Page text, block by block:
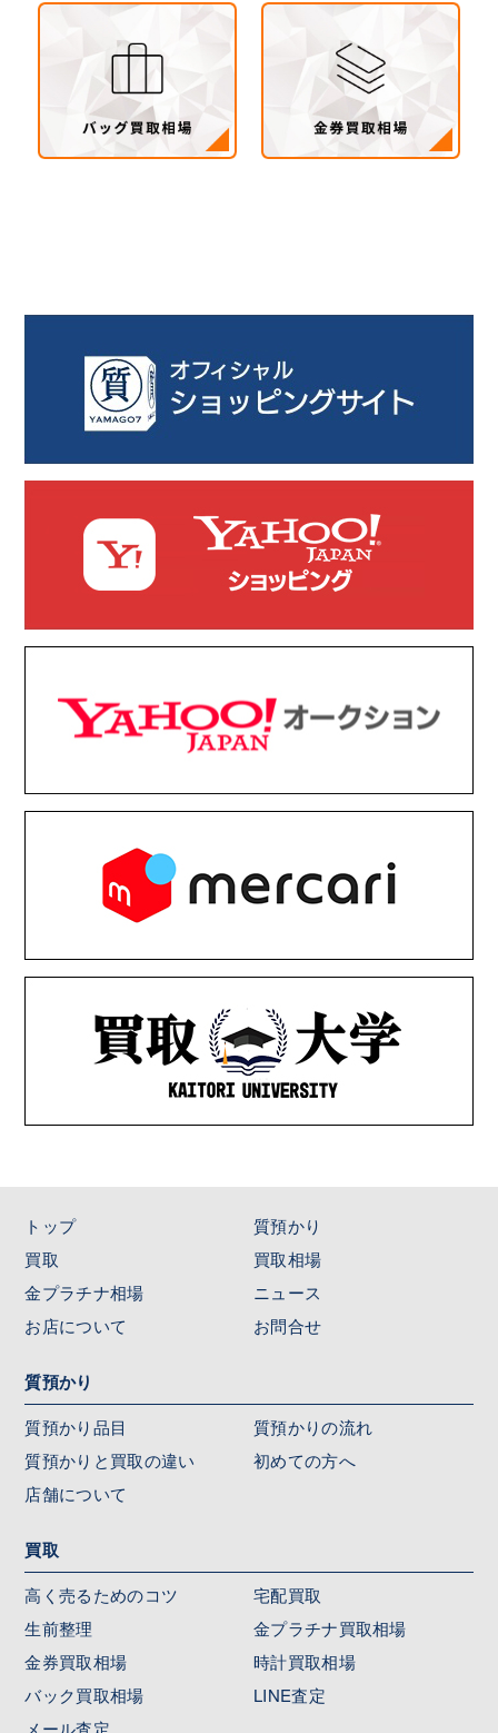
トップ
質預かり
買取
買取相場
金プラチナ相場
ニュース
お店について
お問合せ
質預かり
質預かり品目
質預かりの流れ
質預かりと買取の違い
初めての方へ
店舗について
買取
高く売るためのコツ
宅配買取
生前整理
金プラチナ買取相場
金券買取相場
時計買取相場
バック買取相場
LINE査定
メール査定